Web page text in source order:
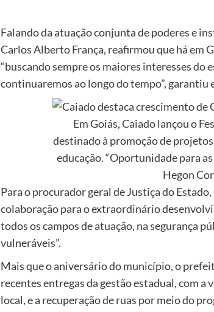
Falando da atuação conjunta de poderes e
Carlos Alberto França, reafirmou que há em
“buscando sempre os maiores interesses do
continuaremos ao longo do tempo”, garantiu
Em Goiás, Caiado lançou o
destinado à promoção de
educação. “Oportunidade para
Hegon
Para o procurador geral de Justiça do
colaboração para o extraordinário
todos os campos de atuação, na segurança
vulneráveis”.
Mais que o aniversário do município, o
recentes entregas da gestão estadual, com
local, e a recuperação de ruas por meio do